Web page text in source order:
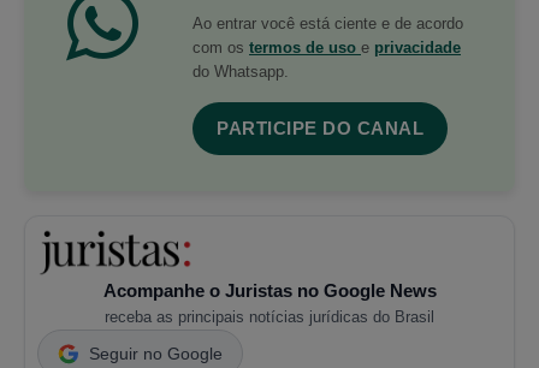
Ao entrar você está ciente e de acordo
com os termos de uso e privacidade
do Whatsapp.
PARTICIPE DO CANAL
Acompanhe o Juristas no Google News
receba as principais notícias jurídicas do Brasil
Seguir no Google